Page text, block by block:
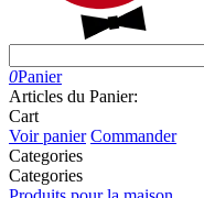
0Panier
Articles du Panier:
Cart
Voir panier Commander
Сategories
Сategories